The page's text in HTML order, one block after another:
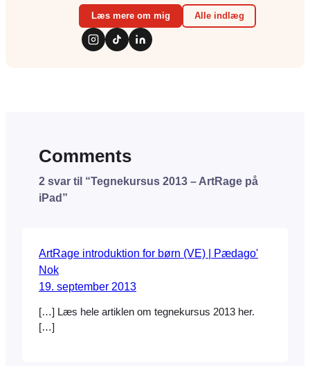
Læs mere om mig Alle indlæg
Comments
2 svar til “Tegnekursus 2013 – ArtRage på
iPad”
ArtRage introduktion for børn (VE) | Pædago'
Nok
19. september 2013
[…] Læs hele artiklen om tegnekursus 2013 her.
[…]